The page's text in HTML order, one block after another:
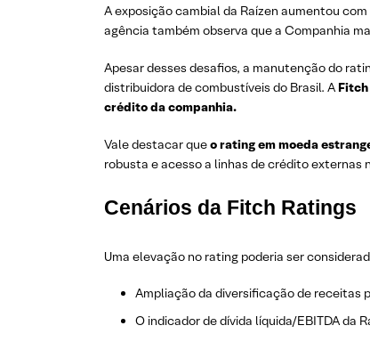
A exposição cambial da Raízen aumentou
agência também observa que a Companhia
Apesar desses desafios, a manutenção do
distribuidora de combustíveis do Brasil. A
crédito da companhia.
Vale destacar queo rating em moeda
robusta e acesso a linhas de crédito externas
Cenários da Fitch Ratings
Uma elevação no rating poderia ser
Ampliação da diversificação de receitas
O indicador de dívida líquida/EBITDA da